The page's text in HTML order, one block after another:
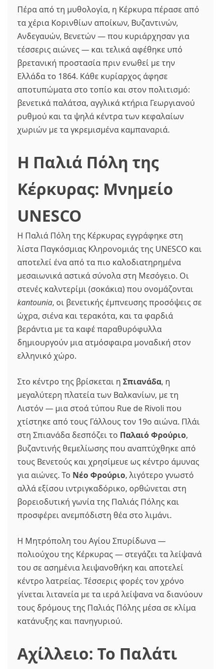
Πέρα από τη μυθολογία, η Κέρκυρα πέρασε από
τα χέρια Κορινθίων αποίκων, Βυζαντινών,
Ανδεγαυών, Βενετών — που κυριάρχησαν για
τέσσερις αιώνες — και τελικά αφέθηκε υπό
βρετανική προστασία πριν ενωθεί με την
Ελλάδα το 1864. Κάθε κυρίαρχος άφησε
αποτυπώματα στο τοπίο και στον πολιτισμό:
βενετικά παλάτσα, αγγλικά κτήρια Γεωργιανού
ρυθμού και τα ψηλά κέντρα των κεφαλαίων
χωριών με τα γκρεμισμένα καμπαναριά.
Η Παλιά Πόλη της
Κέρκυρας: Μνημείο
UNESCO
Η Παλιά Πόλη της Κέρκυρας εγγράφηκε στη
λίστα Παγκόσμιας Κληρονομιάς της UNESCO και
αποτελεί ένα από τα πιο καλοδιατηρημένα
μεσαιωνικά αστικά σύνολα στη Μεσόγειο. Οι
στενές καλντερίμι (σοκάκια) που ονομάζονται
kantounia, οι βενετικής έμπνευσης προσόψεις σε
ώχρα, σιένα και τερακότα, και τα φαρδιά
βεράντια με τα καφέ παραθυρόφυλλα
δημιουργούν μια ατμόσφαιρα μοναδική στον
ελληνικό χώρο.
Στο κέντρο της βρίσκεται η Σπιανάδα, η
μεγαλύτερη πλατεία των Βαλκανίων, με τη
Λιστόν — μια στοά τύπου Rue de Rivoli που
χτίστηκε από τους Γάλλους τον 19ο αιώνα. Πλάι
στη Σπιανάδα δεσπόζει το Παλαιό Φρούριο,
βυζαντινής θεμελίωσης που αναπτύχθηκε από
τους Βενετούς και χρησίμευε ως κέντρο άμυνας
για αιώνες. Το Νέο Φρούριο, λιγότερο γνωστό
αλλά εξίσου ιντριγκαδόρικο, ορθώνεται στη
βορειοδυτική γωνία της Παλιάς Πόλης και
προσφέρει ανεμπόδιστη θέα στο λιμάνι.
Η Μητρόπολη του Αγίου Σπυρίδωνα —
πολιούχου της Κέρκυρας — στεγάζει τα λείψανά
του σε ασημένια λειψανοθήκη και αποτελεί
κέντρο λατρείας. Τέσσερις φορές τον χρόνο
γίνεται λιτανεία με τα ιερά λείψανα να διανύουν
τους δρόμους της Παλιάς Πόλης μέσα σε κλίμα
κατάνυξης και πανηγυριού.
Αχίλλειο: Το Παλάτι